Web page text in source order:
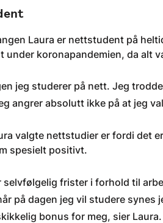
Laura er nettstudent på
under koronapandemien, da alt
jeg studerer på nett. Jeg
angrer absolutt ikke på at jeg
valgte nettstudier er fordi det
spesielt positivt.
frister i forhold til
på dagen jeg vil studere synes
bonus for meg, sier Laura.